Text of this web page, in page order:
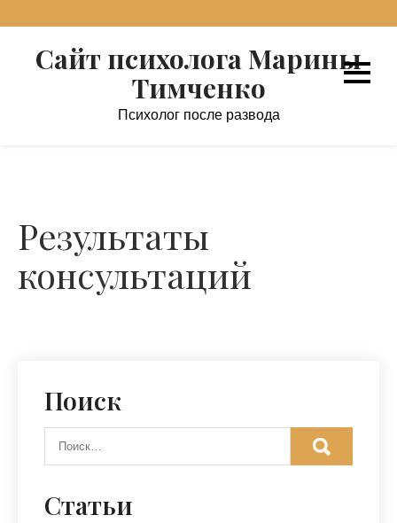
содержимому
Сайт психолога Марины
Тимченко
Психолог после развода
Результаты
консультаций
Поиск
Статьи